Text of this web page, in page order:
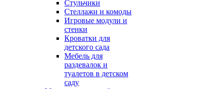
Стульчики
Стеллажи и комоды
Игровые модули и
стенки
Кроватки для
детского сада
Мебель для
раздевалок и
туалетов в детском
саду